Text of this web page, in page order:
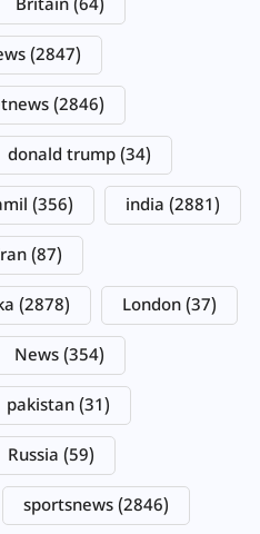
Britain (64)
(2847)
(2846)
donald trump (34)
(356) india (2881)
(87)
(2878) London (37)
News (354)
pakistan (31)
Russia (59)
sportsnews (2846)